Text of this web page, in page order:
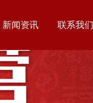
新闻资讯 联系我们